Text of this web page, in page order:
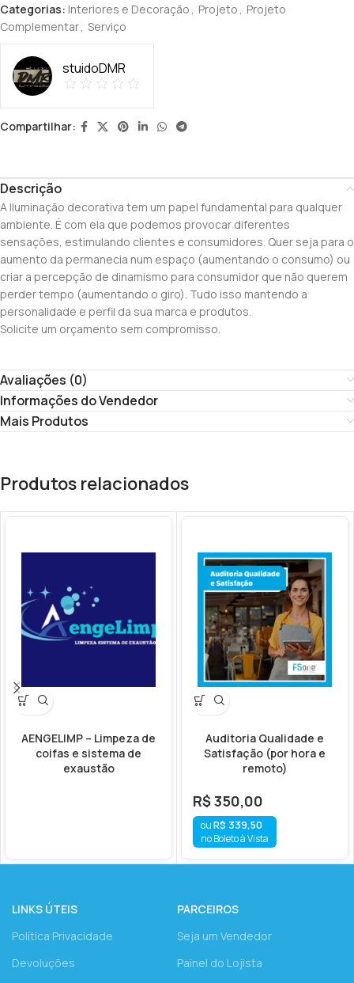
Categorias: Interiores e Decoração , Projeto , Projeto
Complementar, Serviço
stuidoDMR
Compartilhar:
Descrição
A Iluminação decorativa tem um papel fundamental para qualquer
ambiente. É com ela que podemos provocar diferentes
sensações, estimulando clientes e consumidores. Quer seja para o
aumento da permanecia num espaço (aumentando o consumo) ou
criar a percepção de dinamismo para consumidor que não querem
perder tempo (aumentando o giro). Tudo isso mantendo a
personalidade e perfil da sua marca e produtos.
Solicite um orçamento sem compromisso.
Avaliações (0)
Informações do Vendedor
Mais Produtos
Produtos relacionados
AENGELIMP – Limpeza de
coifas e sistema de
exaustão
Auditoria Qualidade e
Satisfação (por hora e
remoto)
R$350,00
R$ 339,50
no Boleto à Vista
LINKS ÚTEIS
Política Privacidade
Devoluções
PARCEIROS
Seja um Vendedor
Painel do Lojista